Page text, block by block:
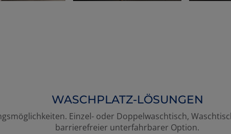
WASCHPLATZ-LÖSUNGEN
Einzel- oder Doppelwaschtisch,
barrierefreier unterfahrbarer Option.